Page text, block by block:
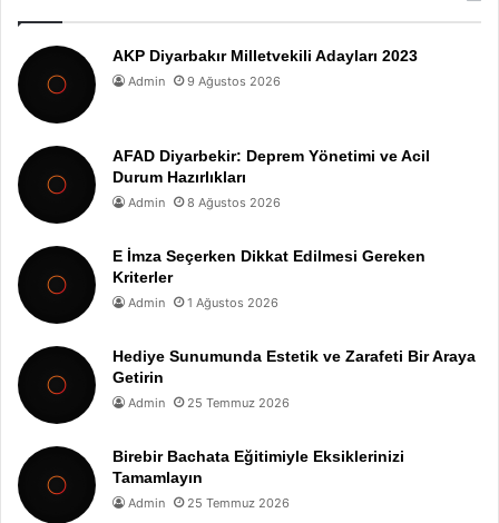
AKP Diyarbakır Milletvekili Adayları 2023
Admin 9 Ağustos 2026
AFAD Diyarbekir: Deprem Yönetimi ve Acil
Durum Hazırlıkları
Admin 8 Ağustos 2026
E İmza Seçerken Dikkat Edilmesi Gereken
Kriterler
Admin 1 Ağustos 2026
Hediye Sunumunda Estetik ve Zarafeti Bir Araya
Getirin
Admin 25 Temmuz 2026
Birebir Bachata Eğitimiyle Eksiklerinizi
Tamamlayın
Admin 25 Temmuz 2026